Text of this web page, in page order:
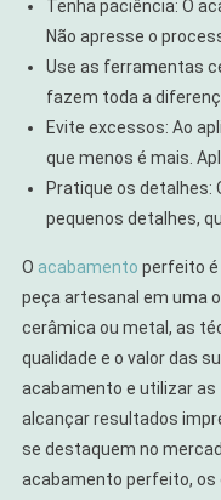
Tenha paciência: O
Não apresse o
Use as ferramentas
fazem toda a
Evite excessos: Ao
que menos é mais.
Pratique os
pequenos detalhes,
O acabamento perfeito é
peça artesanal em uma
cerâmica ou metal, as
qualidade e o valor das
acabamento e utilizar
alcançar resultados
se destaquem no
acabamento perfeito,